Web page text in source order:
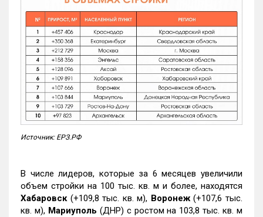
Источник: ЕРЗ.РФ
В числе лидеров, которые за 6 месяцев увеличили
объем стройки на 100 тыс. кв. м и более, находятся
Хабаровск (+109,8 тыс. кв. м), Воронеж(+107,6 тыс.
кв. м), Мариуполь (ДНР) с ростом на 103,8 тыс. кв. м